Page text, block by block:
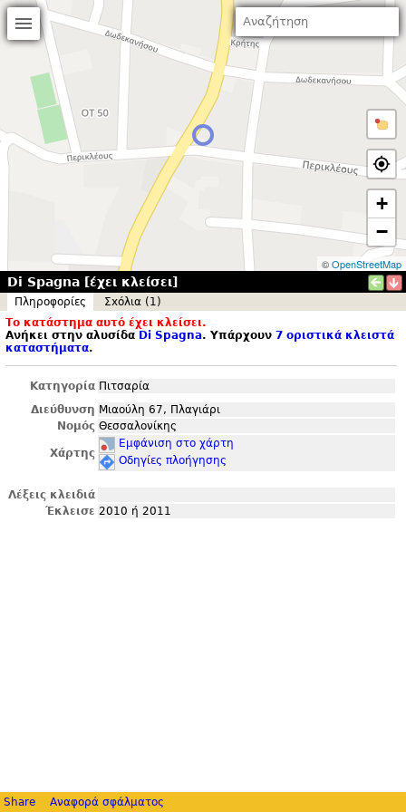
+
−
©OpenStreetMap
Di Spagna [έχει κλείσει]
Πληροφορίες
Σxόλια (1)
Το κατάστημα αυτό έχει κλείσει.
Ανήκει στην αλυσίδα Di Spagna. Υπάρχουν 7 οριστικά κλειστά
καταστήματα.
Κατηγορία Πιτσαρία
Διεύθυνση Μιαούλη 67, Πλαγιάρι
Νομός Θεσσαλονίκης
Χάρτης
Εμφάνιση στο χάρτη
Οδηγίες πλοήγησης
Λέξεις κλειδιά
Έκλεισε 2010 ή 2011
Share Αναφορά σφάλματος